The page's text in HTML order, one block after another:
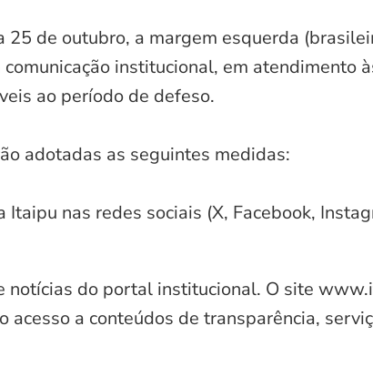
25 de outubro, a margem esquerda
institucional, em atendimento
ao período de defeso.
adotadas as seguintes medidas:
Itaipu nas redes sociais (X, Facebook,
notícias do portal institucional. O site
acesso a conteúdos de transparência,